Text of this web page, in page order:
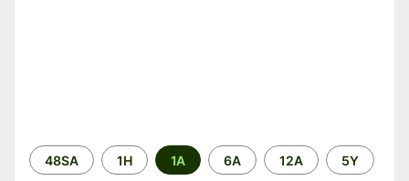
Zaman
aralığı
48SA 1H 1A 6A 12A 5Y